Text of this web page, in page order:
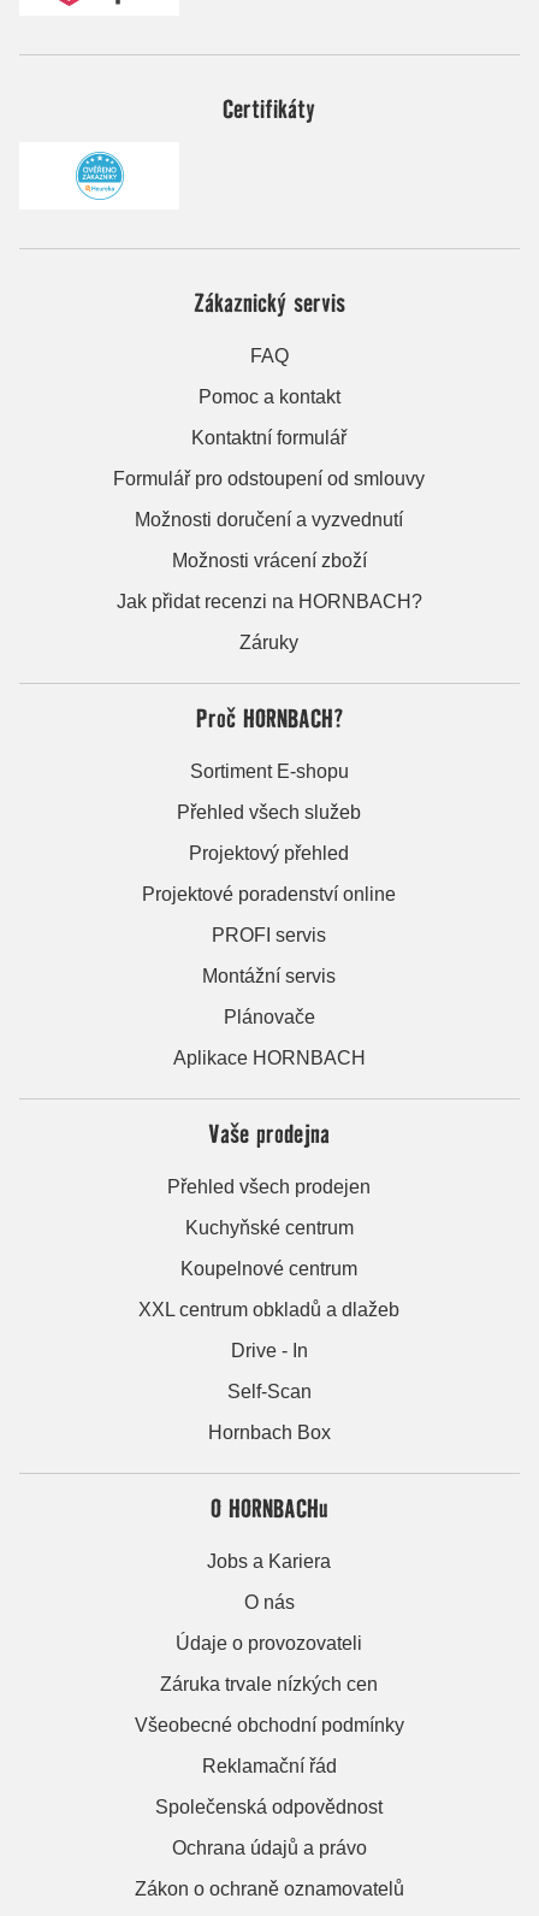
Certifikáty
Zákaznický servis
FAQ
Pomoc a kontakt
Kontaktní formulář
Formulář pro odstoupení od smlouvy
Možnosti doručení a vyzvednutí
Možnosti vrácení zboží
Jak přidat recenzi na HORNBACH?
Záruky
Proč HORNBACH?
Sortiment E-shopu
Přehled všech služeb
Projektový přehled
Projektové poradenství online
PROFI servis
Montážní servis
Plánovače
Aplikace HORNBACH
Vaše prodejna
Přehled všech prodejen
Kuchyňské centrum
Koupelnové centrum
XXL centrum obkladů a dlažeb
Drive - In
Self-Scan
Hornbach Box
O HORNBACHu
Jobs a Kariera
O nás
Údaje o provozovateli
Záruka trvale nízkých cen
Všeobecné obchodní podmínky
Reklamační řád
Společenská odpovědnost
Ochrana údajů a právo
Zákon o ochraně oznamovatelů